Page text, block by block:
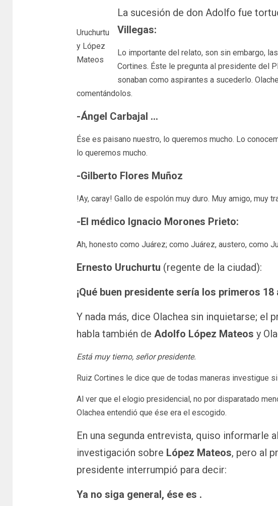
Uruchurtu
y López
Mateos
La sucesión de don Adolfo fue
Villegas:
Lo importante del relato, son sin embargo,
Cortines. Éste le pregunta al presidente del
sonaban como aspirantes a sucederlo.
comentándolos.
-Ángel Carbajal …
Ése es paisano nuestro, lo queremos mucho. Lo
lo queremos mucho.
-Gilberto Flores Muñoz
!Ay, caray! Gallo de espolón muy duro. Muy amigo, muy
-El médico Ignacio Morones Prieto:
Ah, honesto como Juárez; como Juárez, austero, como
Ernesto Uruchurtu (regente de la ciudad):
¡Qué buen presidente sería los primeros 18
Y nada más, dice Olachea sin inquietarse; el
habla también de Adolfo López Mateos y
Está muy tierno, señor presidente.
Ruiz Cortines le dice que de todas maneras investigue
Al ver que el elogio presidencial, no por disparatado
Olachea entendió que ése era el escogido.
En una segunda entrevista, quiso informarle
investigación sobre López Mateos, pero al
presidente interrumpió para decir:
Ya no siga general, ése es .